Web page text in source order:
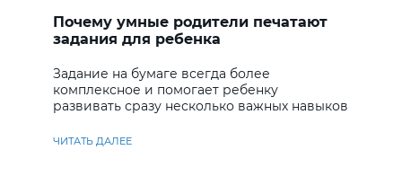
Почему умные родители печатают
задания для ребенка
Задание на бумаге всегда более
комплексное и помогает ребенку
развивать сразу несколько важных навыков
ЧИТАТЬ ДАЛЕЕ